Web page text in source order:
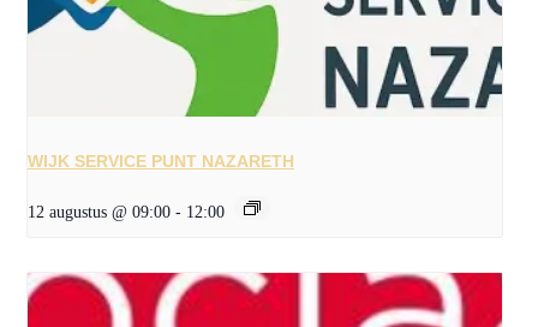
WIJK SERVICE PUNT NAZARETH
12 augustus @ 09:00 - 12:00